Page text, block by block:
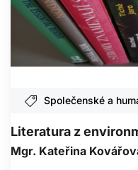
Společenské a
Literatura z
Mgr. Kateřina